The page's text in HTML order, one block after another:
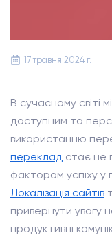
17 травня 2024 г.
В сучасному світі
доступним та
використанню
переклад стає не
фактором успіху у
Локалізація сайтів
привернути увагу
продуктивні